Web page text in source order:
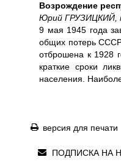
Возрождение
Юрий ГРУЗИЦКИЙ,
9 мая 1945 года
общих потерь
отброшена к 1928
краткие сроки
населения.
версия для печати
ПОДПИСКА НА